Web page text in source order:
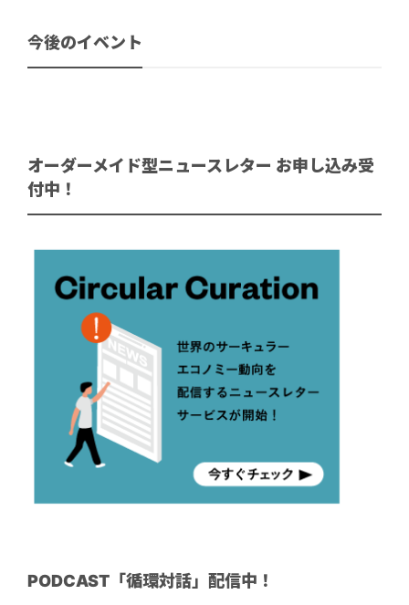
今後のイベント
オーダーメイド型ニュースレター お申し込み受
付中！
PODCAST「循環対話」配信中！